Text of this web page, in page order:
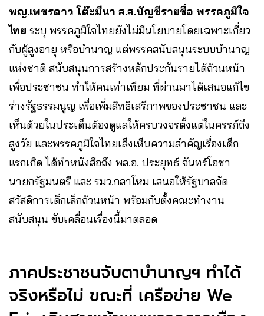
พญ.เพชรดาว โต๊ะมีนา ส.ส.บัญชีรายชื่อ พรรคภูมิใจ
ไทย ระบุ พรรคภูมิใจไทยยังไม่มีนโยบายโดยเฉพาะเกี่ยว
กับผู้สูงอายุ หรือบำนาญ แต่พรรคสนับสนุนระบบบำนาญ
แห่งชาติ สนับสนุนการสร้างหลักประกันรายได้ถ้วนหน้า
เพื่อประชาชน ทำให้คนเท่าเทียม ที่ผ่านมาได้เสนอแก้ไข
ร่างรัฐธรรมนูญ เพื่อเพิ่มสิทธิเสรีภาพของประชาชน และ
เห็นด้วยในประเด็นต้องดูแลให้ครบวงจรตั้งแต่ในครรภ์ถึง
สูงวัย และพรรคภูมิใจไทยเล็งเห็นความสำคัญเรื่องเด็ก
แรกเกิด ได้ทำหนังสือถึง พล.อ. ประยุทธ์ จันทร์โอชา
นายกรัฐมนตรี และ รมว.กลาโหม เสนอให้รัฐบาลจัด
สวัสดิการเด็กเล็กถ้วนหน้า พร้อมกับตั้งคณะทำงาน
สนับสนุน ขับเคลื่อนเรื่องนี้มาตลอด
ภาคประชาชนจับตาบำนาญฯ ทำได้
จริงหรือไม่ ขณะที่ เครือข่าย We